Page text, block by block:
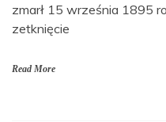
zmarł 15 września 1895
zetknięcie
Read More